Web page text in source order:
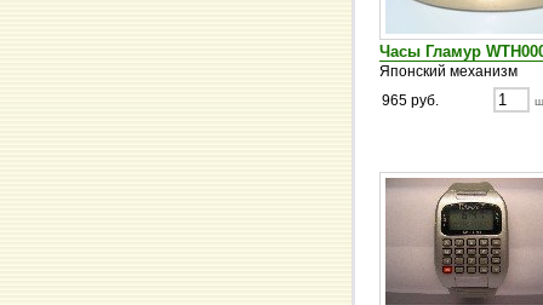
Часы Гламур
Японский механизм
965 руб.